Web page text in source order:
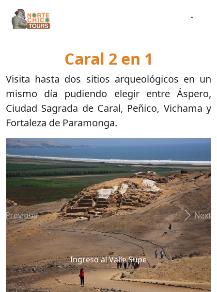
-
Caral 2 en 1
Visita hasta dos sitios arqueológicos en un
mismo día pudiendo elegir entre Áspero,
Ciudad Sagrada de Caral, Peñico, Vichama y
Fortaleza de Paramonga.
Ingreso al Valle Supe
Previous Next